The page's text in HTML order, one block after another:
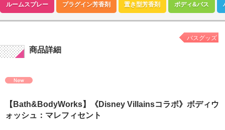
ルームスプレー プラグイン芳香剤 置き型芳香剤 ボディ&バス
商品詳細
バスグッズ
【Bath&BodyWorks】《Disney Villainsコラボ》ボディウ
ォッシュ：マレフィセント